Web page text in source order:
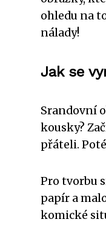
ohledu na
nálady!
Jak se
Srandovní
kousky?
přáteli.
Pro tvorbu
papír a
komické